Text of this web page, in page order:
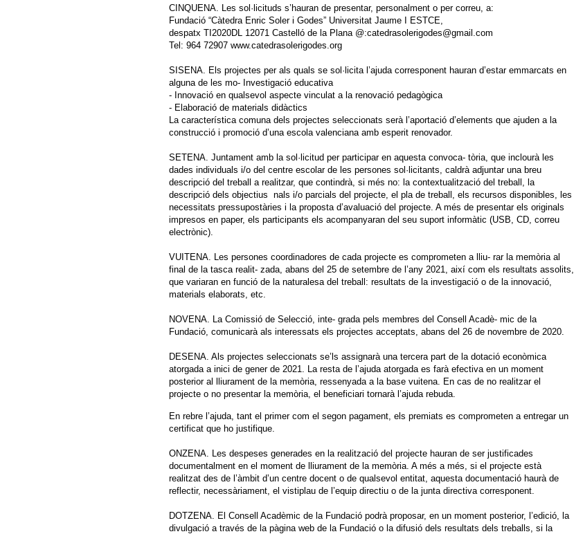
CINQUENA. Les sol·licituds s’hauran de presentar, personalment o per correu, a:
Fundació “Càtedra Enric Soler i Godes” Universitat Jaume I ESTCE,
despatx TI2020DL 12071 Castelló de la Plana @:catedrasolerigodes@gmail.com
Tel: 964 72907 www.catedrasolerigodes.org
SISENA. Els projectes per als quals se sol·licita l’ajuda corresponent hauran d’estar emmarcats en
alguna de les mo- Investigació educativa
- Innovació en qualsevol aspecte vinculat a la renovació pedagògica
- Elaboració de materials didàctics
La característica comuna dels projectes seleccionats serà l’aportació d’elements que ajuden a la
construcció i promoció d’una escola valenciana amb esperit renovador.
SETENA. Juntament amb la sol·licitud per participar en aquesta convoca- tòria, que inclourà les
dades individuals i/o del centre escolar de les persones sol·licitants, caldrà adjuntar una breu
descripció del treball a realitzar, que contindrà, si més no: la contextualització del treball, la
descripció dels objectius nals i/o parcials del projecte, el pla de treball, els recursos disponibles, les
necessitats pressupostàries i la proposta d’avaluació del projecte. A més de presentar els originals
impresos en paper, els participants els acompanyaran del seu suport informàtic (USB, CD, correu
electrònic).
VUITENA. Les persones coordinadores de cada projecte es comprometen a lliu- rar la memòria al
final de la tasca realit- zada, abans del 25 de setembre de l’any 2021, així com els resultats assolits,
que variaran en funció de la naturalesa del treball: resultats de la investigació o de la innovació,
materials elaborats, etc.
NOVENA. La Comissió de Selecció, inte- grada pels membres del Consell Acadè- mic de la
Fundació, comunicarà als interessats els projectes acceptats, abans del 26 de novembre de 2020.
DESENA. Als projectes seleccionats se’ls assignarà una tercera part de la dotació econòmica
atorgada a inici de gener de 2021. La resta de l’ajuda atorgada es farà efectiva en un moment
posterior al lliurament de la memòria, ressenyada a la base vuitena. En cas de no realitzar el
projecte o no presentar la memòria, el beneficiari tornarà l’ajuda rebuda.
En rebre l’ajuda, tant el primer com el segon pagament, els premiats es comprometen a entregar un
certificat que ho justifique.
ONZENA. Les despeses generades en la realització del projecte hauran de ser justificades
documentalment en el moment de lliurament de la memòria. A més a més, si el projecte està
realitzat des de l’àmbit d’un centre docent o de qualsevol entitat, aquesta documentació haurà de
reflectir, necessàriament, el vistiplau de l’equip directiu o de la junta directiva corresponent.
DOTZENA. El Consell Acadèmic de la Fundació podrà proposar, en un moment posterior, l’edició, la
divulgació a través de la pàgina web de la Fundació o la difusió dels resultats dels treballs, si la